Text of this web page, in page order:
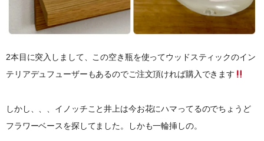
2本目に突入しまして、この空き瓶を使ってウッドスティックのイン
テリアデュフューザーもあるのでご注文頂ければ購入できます
しかし、、、イノッチこと井上は今お花にハマってるのでちょうど
フラワーベースを探してました。しかも一輪挿しの。